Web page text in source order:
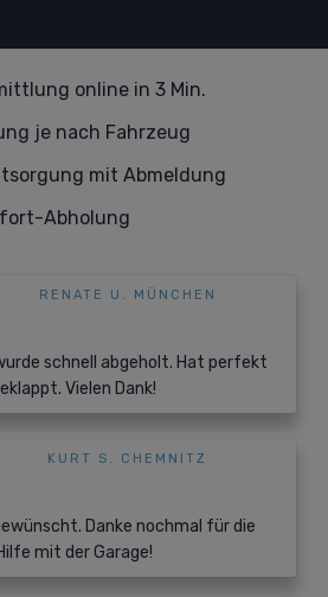
online in 3 Min.
je nach Fahrzeug
mit Abmeldung
Abholung
RENATE U. MÜNCHEN
schnell abgeholt. Hat perfekt
Vielen Dank!
KURT S. CHEMNITZ
Danke nochmal für die
mit der Garage!